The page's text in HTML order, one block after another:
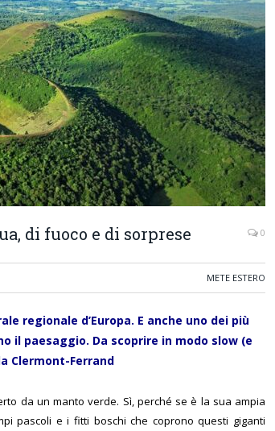
di fuoco e di sorprese 0
METE ESTERO
regionale d’Europa. E anche uno dei più
il paesaggio. Da scoprire in modo slow (e
Clermont-Ferrand
da un manto verde. Sì, perché se è la sua ampia
pascoli e i fitti boschi che coprono questi giganti